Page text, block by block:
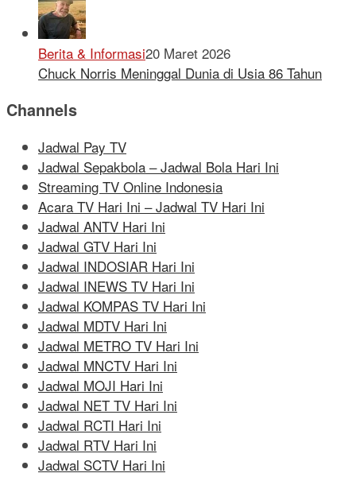
Berita & Informasi20 Maret 2026
Chuck Norris Meninggal Dunia di Usia 86 Tahun
Channels
Jadwal Pay TV
Jadwal Sepakbola – Jadwal Bola Hari Ini
Streaming TV Online Indonesia
Acara TV Hari Ini – Jadwal TV Hari Ini
Jadwal ANTV Hari Ini
Jadwal GTV Hari Ini
Jadwal INDOSIAR Hari Ini
Jadwal INEWS TV Hari Ini
Jadwal KOMPAS TV Hari Ini
Jadwal MDTV Hari Ini
Jadwal METRO TV Hari Ini
Jadwal MNCTV Hari Ini
Jadwal MOJI Hari Ini
Jadwal NET TV Hari Ini
Jadwal RCTI Hari Ini
Jadwal RTV Hari Ini
Jadwal SCTV Hari Ini